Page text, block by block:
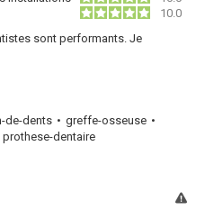
10.0
sont performants. Je
de-dents
greffe-osseuse
prothese-dentaire